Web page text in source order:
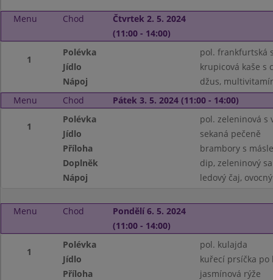
Menu Chod
Čtvrtek 2. 5. 2024
(11:00 - 14:00)
1
Polévka
pol. frankfurtská
Jídlo
krupicová kaše s
Nápoj
džus,
Menu
Chod Pátek 3. 5. 2024 (11:00 - 14:00)
1
Polévka
pol. zeleninová s
Jídlo
sekaná pečeně
Příloha
brambory s
Doplněk
dip, zeleninový
Nápoj
ledový čaj,
Menu Chod
Pondělí 6. 5. 2024
(11:00 - 14:00)
1
Polévka
pol. kulajda
Jídlo
kuřecí prsíčka po
Příloha
jasmínová rýže